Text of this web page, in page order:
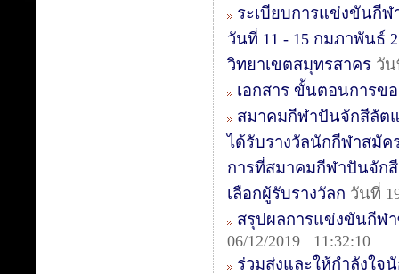
ระเบียบการแข่งขันกีฬ
วันที่ 11 - 15 กมภาพันธ์
วิทยาเขตสมุทรสาคร วัน
เอกสาร ขั้นตอนการข
สมาคมกีฬาปันจักสีลัต
ได้รับรางวัลนักกีฬาสมัค
การที่สมาคมกีฬาปันจัก
เลือกผู้รับรางวัลก วันที่
สรุปผลการแข่งขันกีฬา
06/12/2019 11:32:10
ร่วมส่งและให้กำลังใ